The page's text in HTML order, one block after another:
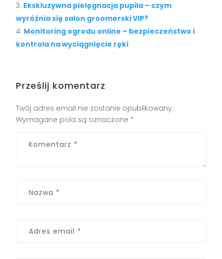
Ekskluzywna pielęgnacja pupila – czym
wyróżnia się salon groomerski VIP?
Monitoring ogrodu online – bezpieczeństwo i
kontrola na wyciągnięcie ręki
Prześlij komentarz
Twój adres email nie zostanie opublikowany.
Wymagane pola są oznaczone *